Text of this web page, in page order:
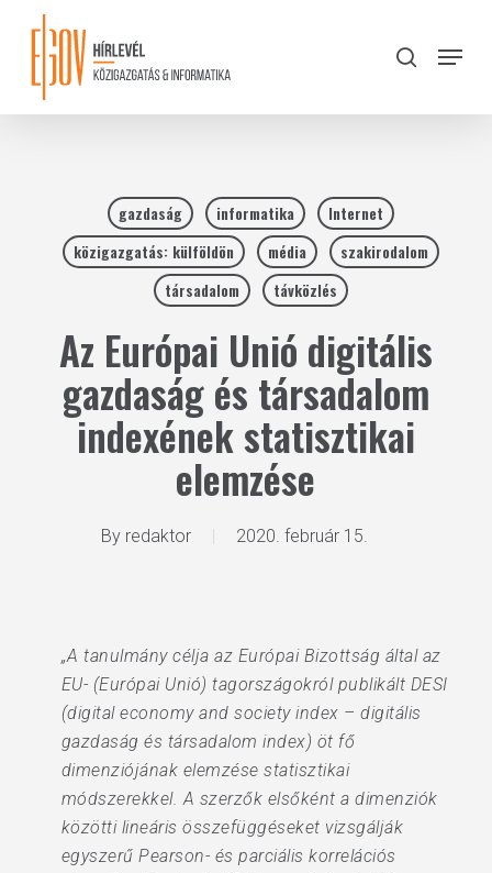
content
search
Menu
gazdaság informatika
Internet
közigazgatás: külföldön
média
szakirodalom
társadalom
távközlés
Az Európai Unió digitális
gazdaság és társadalom
indexének statisztikai
elemzése
By redaktor 2020. február 15.
„A tanulmány célja az Európai Bizottság által az
EU- (Európai Unió) tagországokról publikált DESI
(digital economy and society index – digitális
gazdaság és társadalom index) öt fő
dimenziójának elemzése statisztikai
módszerekkel. A szerzők elsőként a dimenziók
közötti lineáris összefüggéseket vizsgálják
egyszerű Pearson- és parciális korrelációs
Close